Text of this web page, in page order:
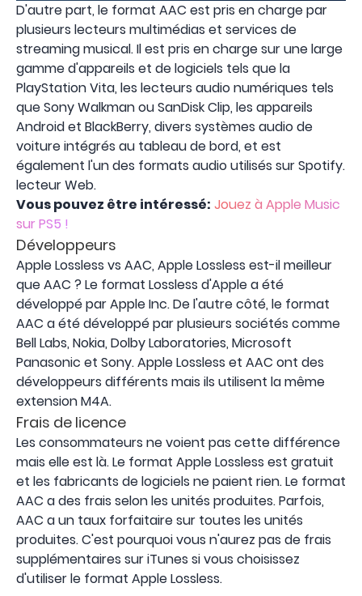
D'autre part, le format AAC est pris en charge par
plusieurs lecteurs multimédias et services de
streaming musical. Il est pris en charge sur une large
gamme d'appareils et de logiciels tels que la
PlayStation Vita, les lecteurs audio numériques tels
que Sony Walkman ou SanDisk Clip, les appareils
Android et BlackBerry, divers systèmes audio de
voiture intégrés au tableau de bord, et est
également l'un des formats audio utilisés sur Spotify.
lecteur Web.
Vous pouvez être intéressé: Jouez à Apple Music
sur PS5 !
Développeurs
Apple Lossless vs AAC, Apple Lossless est-il meilleur
que AAC ? Le format Lossless d'Apple a été
développé par Apple Inc. De l'autre côté, le format
AAC a été développé par plusieurs sociétés comme
Bell Labs, Nokia, Dolby Laboratories, Microsoft
Panasonic et Sony. Apple Lossless et AAC ont des
développeurs différents mais ils utilisent la même
extension M4A.
Frais de licence
Les consommateurs ne voient pas cette différence
mais elle est là. Le format Apple Lossless est gratuit
et les fabricants de logiciels ne paient rien. Le format
AAC a des frais selon les unités produites. Parfois,
AAC a un taux forfaitaire sur toutes les unités
produites. C'est pourquoi vous n'aurez pas de frais
supplémentaires sur iTunes si vous choisissez
d'utiliser le format Apple Lossless.